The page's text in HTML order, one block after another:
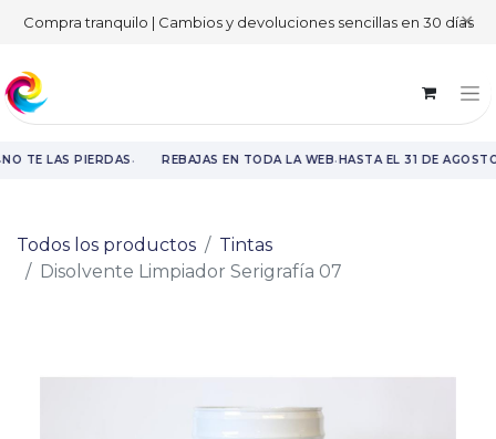
Compra tranquilo | Cambios y devoluciones sencillas en 30 días
✕
TE LAS PIERDAS· REBAJAS EN TODA LA WEB·HASTA EL 31 DE AGOSTO
Todos los productos
Tintas
Disolvente Limpiador Serigrafía 07